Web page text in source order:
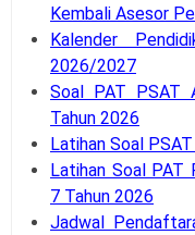
Kembali Asesor
Kalender
2026/2027
Soal PAT PSAT
Tahun 2026
Latihan Soal
Latihan Soal PAT
7 Tahun 2026
Jadwal